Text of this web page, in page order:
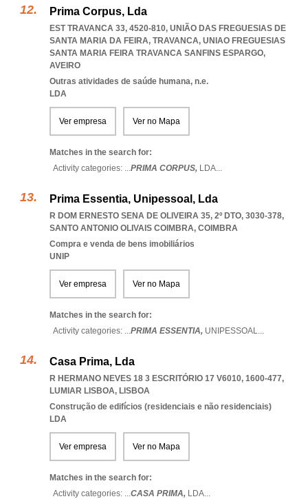
Prima Corpus, Lda
EST TRAVANCA 33, 4520-810, UNIÃO DAS FREGUESIAS DE
SANTA MARIA DA FEIRA, TRAVANCA, UNIAO FREGUESIAS
SANTA MARIA FEIRA TRAVANCA SANFINS ESPARGO,
AVEIRO
Outras atividades de saúde humana, n.e.
LDA
Ver empresa Ver no Mapa
Matches in the search for:
Activity categories: ...PRIMA CORPUS, LDA...
Prima Essentia, Unipessoal, Lda
R DOM ERNESTO SENA DE OLIVEIRA 35, 2º DTO, 3030-378,
SANTO ANTONIO OLIVAIS COIMBRA, COIMBRA
Compra e venda de bens imobiliários
UNIP
Ver empresa Ver no Mapa
Matches in the search for:
Activity categories: ...PRIMA ESSENTIA, UNIPESSOAL...
Casa Prima, Lda
R HERMANO NEVES 18 3 ESCRITÓRIO 17 V6010, 1600-477,
LUMIAR LISBOA, LISBOA
Construção de edifícios (residenciais e não residenciais)
LDA
Ver empresa Ver no Mapa
Matches in the search for:
Activity categories: ...CASA PRIMA, LDA...